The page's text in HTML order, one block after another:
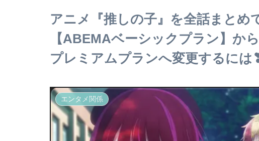
アニメ『推しの子』を全話まとめ
【ABEMAベーシックプラン】か
プレミアムプランへ変更するには
エンタメ関係